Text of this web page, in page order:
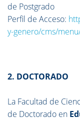
de Postgrado
Perfil de Acceso:
y-genero/cms/
2. DOCTORADO
La Facultad de
de Doctorado en